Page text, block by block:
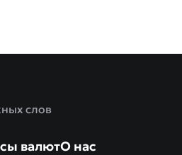
слов
валютО нас